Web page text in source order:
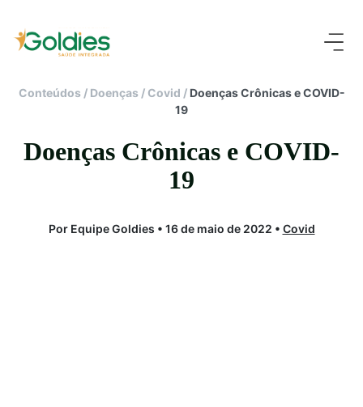
Conteúdos/ Doenças/ Covid / Doenças Crônicas e COVID-
19
Doenças Crônicas e COVID-
19
Por Equipe Goldies • 16 de maio de 2022 • Covid